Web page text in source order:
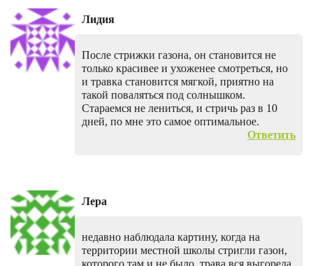
Лидия
После стрижки газона, он становится не
только красивее и ухоженее смотреться, но
и травка становится мягкой, приятно на
такой поваляться под солнышком.
Стараемся не лениться, и стричь раз в 10
дней, по мне это самое оптимальное.
Ответить
Лера
недавно наблюдала картину, когда на
территории местной школы стригли газон,